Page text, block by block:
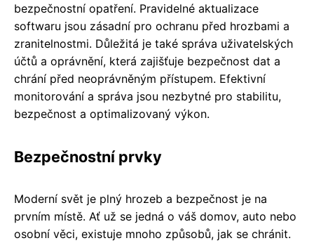
bezpečnostní opatření. Pravidelné aktualizace
softwaru jsou zásadní pro ochranu před hrozbami a
zranitelnostmi. Důležitá je také správa uživatelských
účtů a oprávnění, která zajišťuje bezpečnost dat a
chrání před neoprávněným přístupem. Efektivní
monitorování a správa jsou nezbytné pro stabilitu,
bezpečnost a optimalizovaný výkon.
Bezpečnostní prvky
Moderní svět je plný hrozeb a bezpečnost je na
prvním místě. Ať už se jedná o váš domov, auto nebo
osobní věci, existuje mnoho způsobů, jak se chránit.